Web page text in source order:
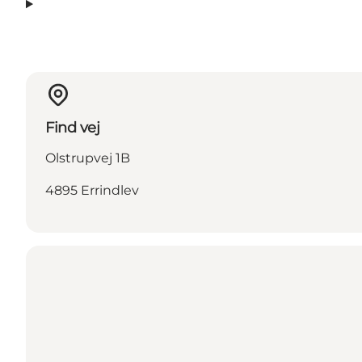
Find vej
Olstrupvej 1B
4895 Errindlev